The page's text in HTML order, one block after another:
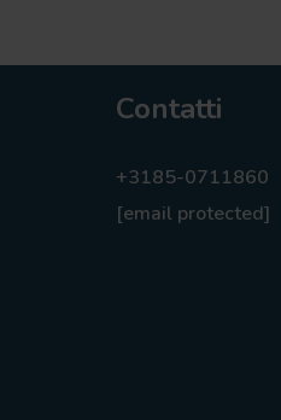
Contatti
+3185-0711860
[email protected]